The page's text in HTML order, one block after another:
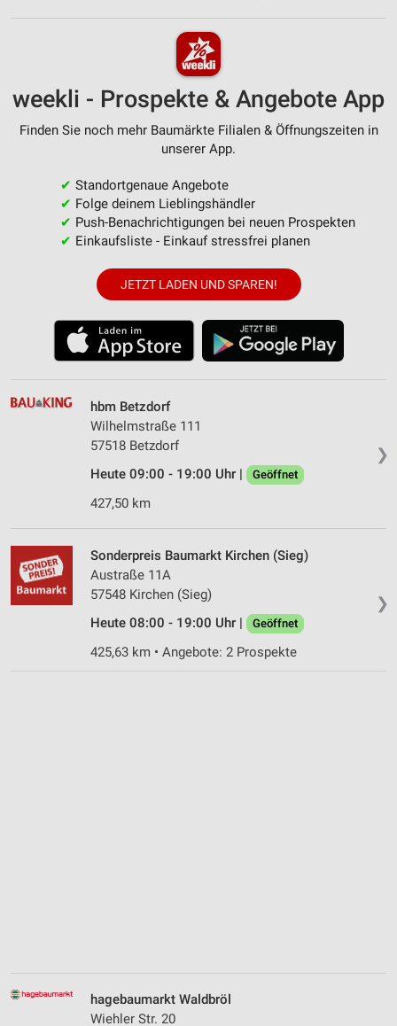
weekli - Prospekte & Angebote App
Finden Sie noch mehr Baumärkte Filialen & Öffnungszeiten in
unserer App.
✔ Standortgenaue Angebote
✔ Folge deinem Lieblingshändler
✔ Push-Benachrichtigungen bei neuen Prospekten
✔ Einkaufsliste - Einkauf stressfrei planen
JETZT LADEN UND SPAREN!
❯
hbm Betzdorf
Wilhelmstraße 111
57518 Betzdorf
Heute 09:00 - 19:00 Uhr |
Geöffnet
427,50 km
❯
Sonderpreis Baumarkt Kirchen (Sieg)
Austraße 11A
57548 Kirchen (Sieg)
Heute 08:00 - 19:00 Uhr |
Geöffnet
425,63 km • Angebote: 2 Prospekte
hagebaumarkt Waldbröl
Wiehler Str. 20